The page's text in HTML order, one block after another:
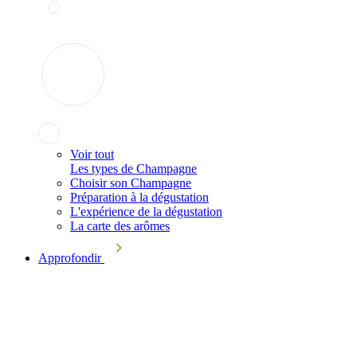
Voir tout
Les types de Champagne
Choisir son Champagne
Préparation à la dégustation
L'expérience de la dégustation
La carte des arômes
Approfondir